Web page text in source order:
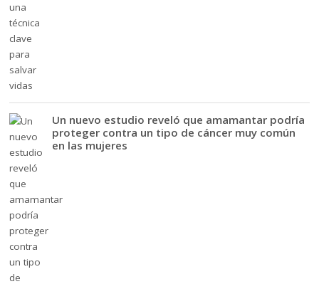
Un nuevo estudio reveló que amamantar podría
proteger contra un tipo de cáncer muy común
en las mujeres